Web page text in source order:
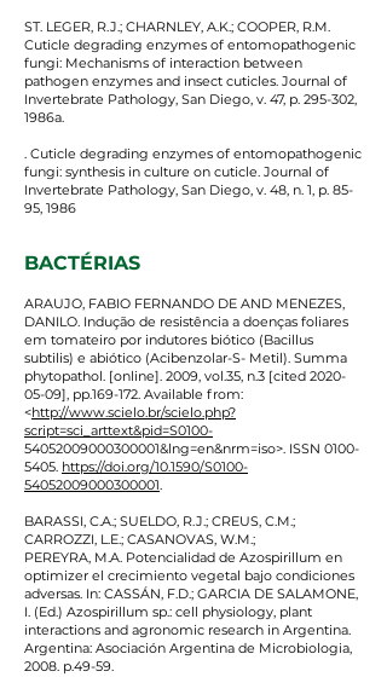
ST. LEGER, R.J.; CHARNLEY, A.K.; COOPER, R.M.
Cuticle degrading enzymes of entomopathogenic
fungi: Mechanisms of interaction between
pathogen enzymes and insect cuticles. Journal of
Invertebrate Pathology, San Diego, v. 47, p. 295-302,
1986a.
. Cuticle degrading enzymes of entomopathogenic
fungi: synthesis in culture on cuticle. Journal of
Invertebrate Pathology, San Diego, v. 48, n. 1, p. 85-
95, 1986
BACTÉRIAS
ARAUJO, FABIO FERNANDO DE AND MENEZES,
DANILO. Indução de resistência a doenças foliares
em tomateiro por indutores biótico (Bacillus
subtilis) e abiótico (Acibenzolar-S- Metil). Summa
phytopathol. [online]. 2009, vol.35, n.3 [cited 2020-
05-09], pp.169-172. Available from:
<http://www.scielo.br/scielo.php?
script=sci_arttext&pid=S0100-
54052009000300001&lng=en&nrm=iso>. ISSN 0100-
5405. https://doi.org/10.1590/S0100-
54052009000300001.
BARASSI, C.A.; SUELDO, R.J.; CREUS, C.M.;
CARROZZI, L.E.; CASANOVAS, W.M.;
PEREYRA, M.A. Potencialidad de Azospirillum en
optimizer el crecimiento vegetal bajo condiciones
adversas. In: CASSÁN, F.D.; GARCIA DE SALAMONE,
I. (Ed.) Azospirillum sp.: cell physiology, plant
interactions and agronomic research in Argentina.
Argentina: Asociación Argentina de Microbiologia,
2008. p.49-59.